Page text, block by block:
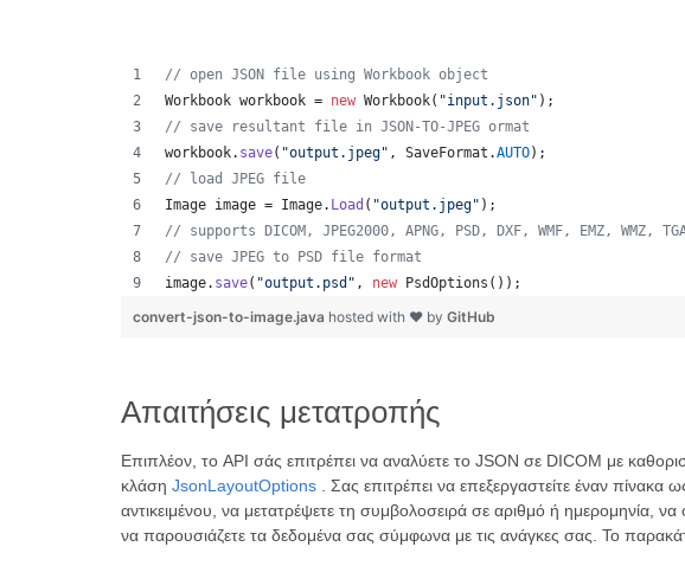
// open JSON file using Workbook object
Workbook workbook = new Workbook( "input.json" );
// save resultant file in JSON-TO-JPEG ormat
workbook. save( "output.jpeg" , SaveFormat .AUTO);
// load JPEG file
Image image = Image. Load ( "output.jpeg" );
// supports DICOM, JPEG2000, APNG, PSD, DXF, WMF, EMZ, WMZ,
// save JPEG to PSD file format
image. save( "output.psd" , new PsdOptions ());
convert-json-to-image.java hosted with ❤ by GitHub
Απαιτήσεις μετατροπής
Επιπλέον, το API σάς επιτρέπει να αναλύετε το JSON σε DICOM με
κλάση JsonLayoutOptions . Σας επιτρέπει να επεξεργαστείτε έναν πίνακα
αντικειμένου, να μετατρέψετε τη συμβολοσειρά σε αριθμό ή ημερομηνία,
να παρουσιάζετε τα δεδομένα σας σύμφωνα με τις ανάγκες σας. Το